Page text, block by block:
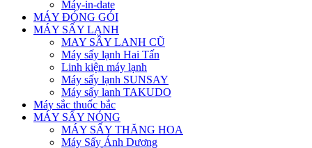
Máy-in-date
MÁY ĐÓNG GÓI
MÁY SẤY LẠNH
MAY SÂY LANH CŨ
Máy sấy lạnh Hai Tấn
Linh kiện máy lạnh
Máy sấy lạnh SUNSAY
Máy sấy lanh TAKUDO
Máy sắc thuốc bắc
MÁY SẤY NÓNG
MÁY SẤY THĂNG HOA
Máy Sấy Ánh Dương